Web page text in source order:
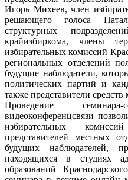
Игорь Михеев, член
решающего голоса
структурных
крайизбиркома, члены
избирательных комиссий
региональных отделений
будущие наблюдатели,
политических партий и
также представители
Проведение
видеоконференцсвязи
избирательных
представителей местных
будущих наблюдателей,
находящихся в студиях
образований